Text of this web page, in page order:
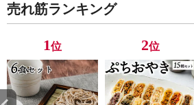
売れ筋ランキング
1位 2位